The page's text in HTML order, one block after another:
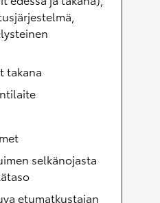
takana
selkänojasta
etumatkustajan